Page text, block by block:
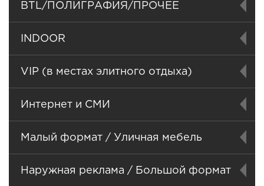
BTL/ПОЛИГРАФИЯ/ПРОЧЕЕ
INDOOR
VIP (в местах элитного отдыха)
Интернет и СМИ
Малый формат / Уличная мебель
Наружная реклама / Большой формат